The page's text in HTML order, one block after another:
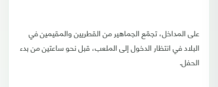
على المداخل، تجمّع الجماهير من القطريين والمقيمين في
البلاد في انتظار الدخول إلى الملعب، قبل نحو ساعتين من بدء
الحفل.